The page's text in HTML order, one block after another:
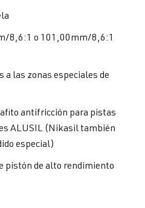
8,6:1 o 101,00mm/8,6:1
a las zonas especiales de
antifricción para pistas
ALUSIL (Nikasil también
especial)
pistón de alto rendimiento